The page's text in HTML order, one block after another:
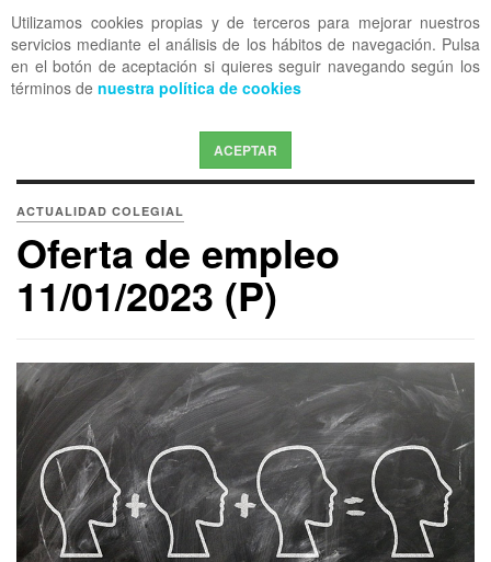
Utilizamos cookies propias y de terceros para mejorar nuestros
servicios mediante el análisis de los hábitos de navegación. Pulsa
en el botón de aceptación si quieres seguir navegando según los
términos de nuestra política de cookies
ACEPTAR
OFF CANVAS
ACTUALIDAD COLEGIAL
Oferta de empleo
11/01/2023 (P)